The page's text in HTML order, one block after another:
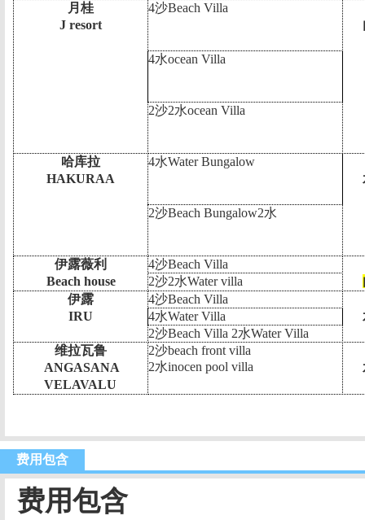
月桂
J resort
4沙Beach Villa
4水ocean Villa
2沙2水ocean Villa
哈库拉
HAKURAA
4水Water Bungalow
2沙Beach Bungalow2水
伊露薇利
Beach house
4沙Beach Villa
2沙2水Water villa
伊露
IRU
4沙Beach Villa
4水Water Villa
2沙Beach Villa 2水Water Villa
维拉瓦鲁
ANGASANA
VELAVALU
2沙beach front villa
2水inocen pool villa
费用包含
费用包含